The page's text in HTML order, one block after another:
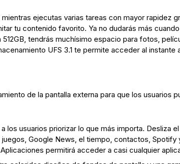
ejecutas varias tareas con mayor rapidez
tu contenido favorito. Ya no dudarás más
tendrás muchísimo espacio para fotos,
UFS 3.1 te permite acceder al instante
de la pantalla externa para que los usuarios
los usuarios priorizar lo que más importa. Desliza
Google News, el tiempo, contactos, Spotify
permitirá acceder a casi cualquier